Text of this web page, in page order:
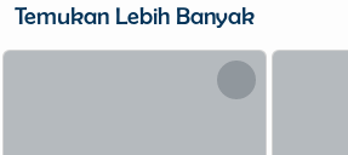
Temukan Lebih Banyak